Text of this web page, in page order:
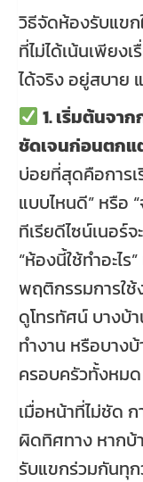
วิธีจัดห้องรับแข
ที่ไม่ได้เน้นเพียง
ได้จริง อยู่สบาย
1. เริ่มต้นจา
ชัดเจนก่อนตกแ
บ่อยที่สุดคือการเ
แบบไหนดี” หรือ
ทีเรียดีไซน์เนอร์
“ห้องนี้ใช้ทำอะไ
พฤติกรรมการใช้
ดูโทรทัศน์ บางบ้
ทำงาน หรือบาง
ครอบครัวทั้งหมด
เมื่อหน้าที่ไม่ชัด
ผิดทิศทาง หากบ้
รับแขกร่วมกันทุ